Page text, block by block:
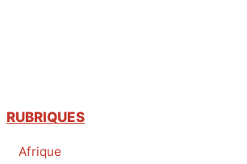
RUBRIQUES
Afrique